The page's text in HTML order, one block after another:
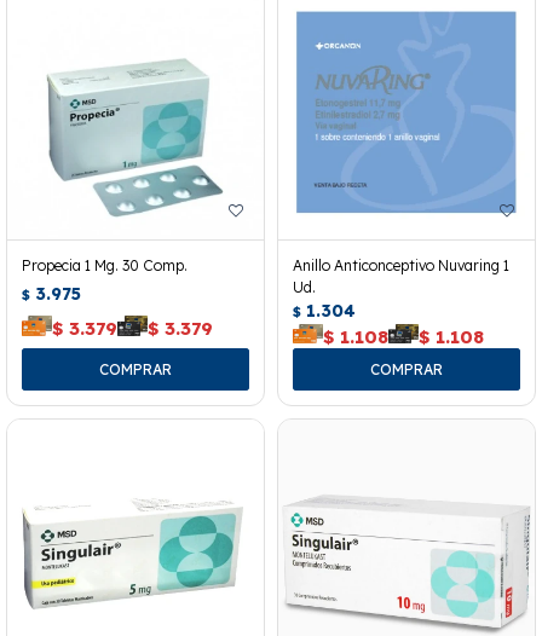
Propecia 1 Mg. 30 Comp.
$ 3.975
$ 3.379 $ 3.379
Anillo Anticonceptivo Nuvaring 1
Ud.
$ 1.304
$ 1.108 $ 1.108